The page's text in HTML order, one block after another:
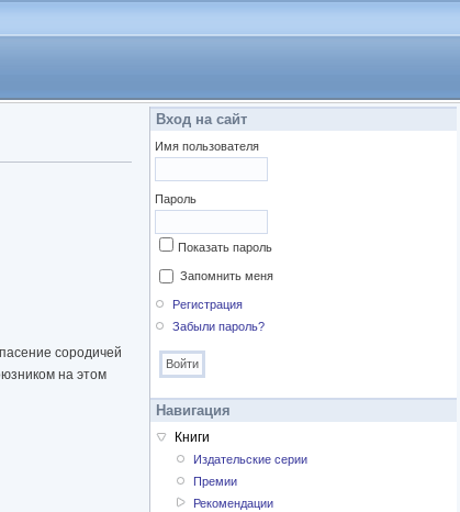
сородичей
на этом
Вход на сайт
Имя пользователя
Пароль
Показать пароль
Запомнить меня
Регистрация
Забыли пароль?
Навигация
Книги
Издательские серии
Премии
Рекомендации